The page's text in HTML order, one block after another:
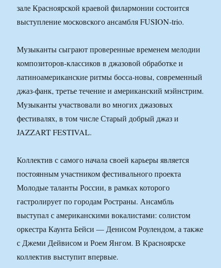
зале Красноярской краевой филармонии состоится
выступление московского ансамбля FUSION-trio.
Музыканты сыграют проверенные временем мелодии
композиторов-классиков в джазовой обработке и
латиноамериканские ритмы босса-новы, современный
джаз-фанк, третье течение и американский мэйнстрим.
Музыканты участвовали во многих джазовых
фестивалях, в том числе Старый добрый джаз и
JAZZART FESTIVAL.
Коллектив с самого начала своей карьеры является
постоянным участником фестивального проекта
Молодые таланты России, в рамках которого
гастролирует по городам Ространы. Ансамбль
выступал с американскими вокалистами: солистом
оркестра Каунта Бейси — Денисом Роулендом, а также
с Джеми Дейвисом и Роем Янгом. В Красноярске
коллектив выступит впервые.